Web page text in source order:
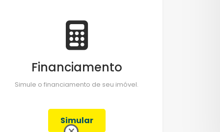
Financiamento
Simule o financiamento de seu imóvel.
Simular